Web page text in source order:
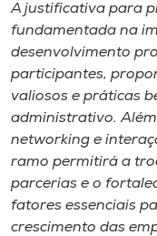
Biblioteca
Rádio
Museu
Unoesc
A justificativa para
fundamentada na
desenvolvimento
participantes,
valiosos e práticas
administrativo.
networking e
ramo permitirá a
parcerias e o
fatores essenciais
crescimento das